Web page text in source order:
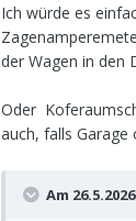
Ich würde es
der Wagen in den
Oder
auch, falls Garage
Am